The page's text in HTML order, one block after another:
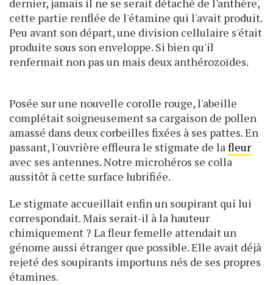
dernier, jamais il ne se serait détaché de l'anthère,
cette partie renflée de l'étamine qui l'avait produit.
Peu avant son départ, une division cellulaire s'était
produite sous son enveloppe. Si bien qu'il
renfermait non pas un mais deux anthérozoïdes.
Posée sur une nouvelle corolle rouge, l'abeille
complétait soigneusement sa cargaison de pollen
amassé dans deux corbeilles fixées à ses pattes. En
passant, l'ouvrière effleura le stigmate de lafleur
avec ses antennes. Notre microhéros se colla
aussitôt à cette surface lubrifiée.
Le stigmate accueillait enfin un soupirant qui lui
correspondait. Mais serait-il à la hauteur
chimiquement ? La fleur femelle attendait un
génome aussi étranger que possible. Elle avait déjà
rejeté des soupirants importuns nés de ses propres
étamines.